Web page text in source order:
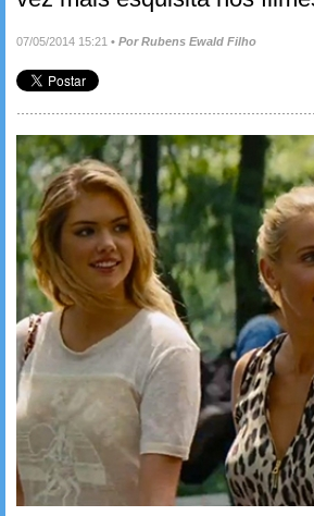
07/05/2014 15:21 • Por Rubens Ewald Filho